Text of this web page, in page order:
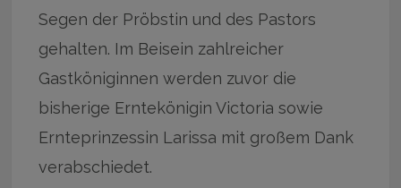
Segen der Pröbstin und des Pastors
gehalten. Im Beisein zahlreicher
Gastköniginnen werden zuvor die
bisherige Erntekönigin Victoria sowie
Ernteprinzessin Larissa mit großem Dank
verabschiedet.